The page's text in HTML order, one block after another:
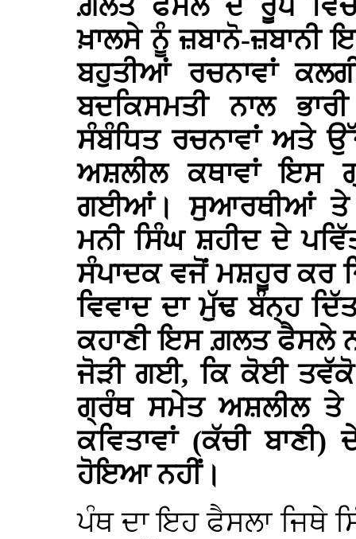
ਗ਼ਲਤ ਫੈਸਲੇ ਦੇ ਰੂਪ ਵਿੱਚ
ਖ਼ਾਲਸੇ ਨੂੰ ਜ਼ਬਾਨੋ-ਜ਼ਬਾਨੀ
ਬਹੁਤੀਆਂ ਰਚਨਾਵਾਂ
ਬਦਕਿਸਮਤੀ ਨਾਲ
ਸੰਬੰਧਿਤ ਰਚਨਾਵਾਂ ਅਤੇ
ਅਸ਼ਲੀਲ ਕਥਾਵਾਂ ਇਸ
ਗਈਆਂ। ਸੁਆਰਥੀਆਂ ਤੇ
ਮਨੀ ਸਿੰਘ ਸ਼ਹੀਦ ਦੇ
ਸੰਪਾਦਕ ਵਜੋਂ ਮਸ਼ਹੂਰ ਕਰ
ਵਿਵਾਦ ਦਾ ਮੁੱਢ ਬੰਨ੍ਹ
ਕਹਾਣੀ ਇਸ ਗ਼ਲਤ ਫੈਸਲੇ
ਜੋੜੀ ਗਈ, ਕਿ ਕੋਈ ਤਵੱਕੋ
ਗ੍ਰੰਥ ਸਮੇਤ ਅਸ਼ਲੀਲ ਤੇ
ਕਵਿਤਾਵਾਂ (ਕੱਚੀ
ਹੋਇਆ ਨਹੀਂ।
ਪੰਥ ਦਾ ਇਹ ਫੈਸਲਾ ਜਿਥੇ